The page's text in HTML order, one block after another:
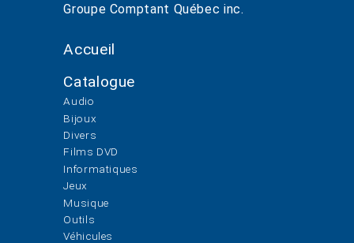
Groupe Comptant Québec inc.
Accueil
Catalogue
Audio
Bijoux
Divers
Films DVD
Informatiques
Jeux
Musique
Outils
Véhicules